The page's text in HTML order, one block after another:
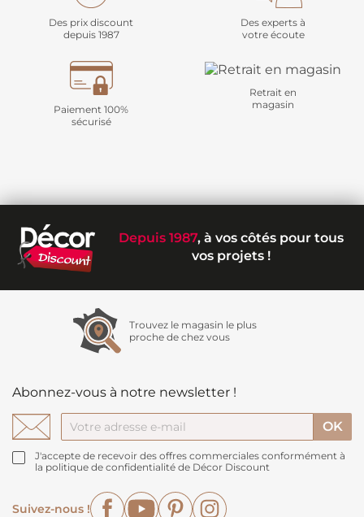
Des prix discount
depuis 1987
Des experts à
votre écoute
Paiement 100%
sécurisé
Retrait en
magasin
Depuis 1987, à vos côtés pour tous
vos projets !
Trouvez le magasin le plus
proche de chez vous
Abonnez-vous à notre newsletter !
J'accepte de recevoir des offres commerciales conformément à
la politique de confidentialité de Décor Discount
Suivez-nous !
FacebookYouTubePinterest